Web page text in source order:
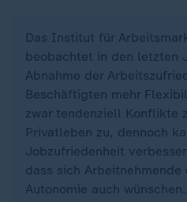
Das Institut für
beobachtet in den letzten
Abnahme der
Beschäftigten mehr
zwar tendenziell Konflikte
Privatleben zu, dennoch
Jobzufriedenheit
dass sich
Autonomie auch